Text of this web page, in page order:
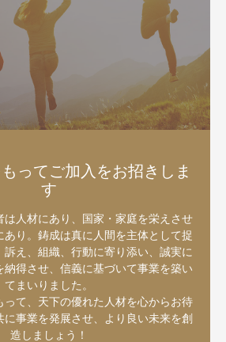
ってご加入をお招きしま
す
は人材にあり、国家・家庭を栄えさせ
あり。鋳成は真に人間を主体として捉
訴え、組織、行動に寄り添い、誠実に
納得させ、信義に基づいて事業を築い
てまいりました。
って、天下の優れた人材を心からお待
に事業を発展させ、より良い未来を創
造しましょう！